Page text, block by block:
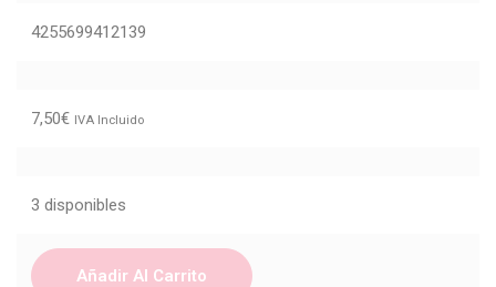
4255699412139
7,50€ IVA Incluido
3 disponibles
Añadir Al Carrito